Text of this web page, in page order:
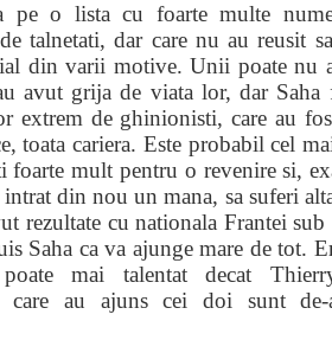
pe o lista cu foarte multe
talnetati, dar care nu au reusit
din varii motive. Unii poate nu
avut grija de viata lor, dar Saha
extrem de ghinionisti, care au
toata cariera. Este probabil cel
foarte mult pentru o revenire si,
din nou un mana, sa suferi
rezultate cu nationala Frantei
Saha ca va ajunge mare de tot.
mai talentat decat
care au ajuns cei doi sunt